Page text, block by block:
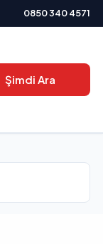
0850 340 4571
Şimdi Ara